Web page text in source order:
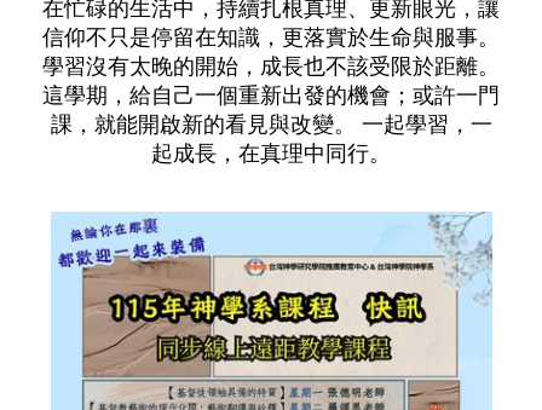
在忙碌的生活中，持續扎根真理、更新眼光，讓
信仰不只是停留在知識，更落實於生命與服事。
學習沒有太晚的開始，成長也不該受限於距離。
這學期，給自己一個重新出發的機會；或許一門
課，就能開啟新的看見與改變。 一起學習，一
起成長，在真理中同行。